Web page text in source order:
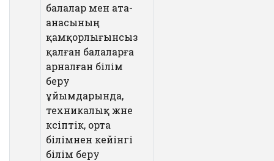
балалар мен ата-
анасының
қамқорлығынсыз
қалған балаларға
арналған білім
беру
ұйымдарында,
техникалық және
кәсіптік, орта
білімнен кейінгі
білім беру